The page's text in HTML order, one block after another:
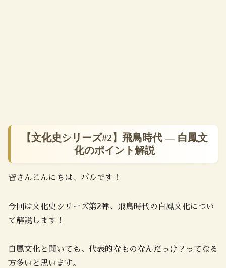
【文化史シリーズ#2】飛鳥時代 ― 白鳳文
化のポイント解説
皆さんこんにちは、パルです！
今回は文化史シリーズ第2弾、飛鳥時代の白鳳文化につい
て解説します！
白鳳文化と聞いても、代表的なものなんだっけ？ってなる
方多いと思います。